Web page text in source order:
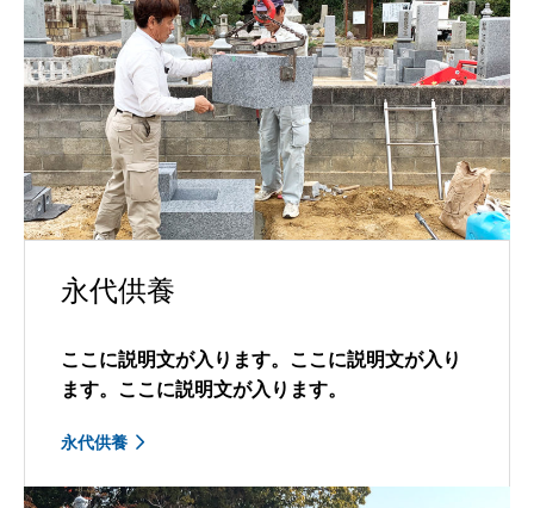
永代供養
ここに説明文が入ります。ここに説明文が入り
ます。ここに説明文が入ります。
永代供養